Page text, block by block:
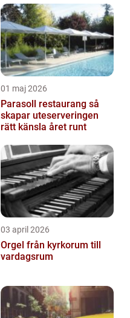
01 maj 2026
Parasoll restaurang så
skapar uteserveringen
rätt känsla året runt
03 april 2026
Orgel från kyrkorum till
vardagsrum